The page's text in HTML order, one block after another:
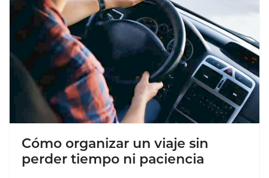
Cómo organizar un viaje sin
perder tiempo ni paciencia